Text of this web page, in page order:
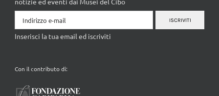
ISCRIVITI
Inserisci la tua email ed iscriviti
Con il contributo di: